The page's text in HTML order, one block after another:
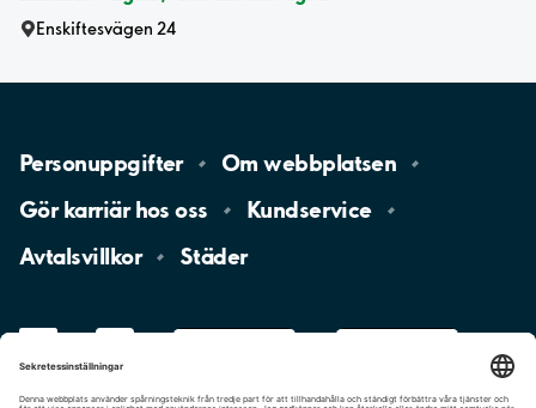
Enskiftesvägen 24
Personuppgifter Omwebbplatsen
Gör karriär hososs
Kundservice
Avtalsvillkor
Städer